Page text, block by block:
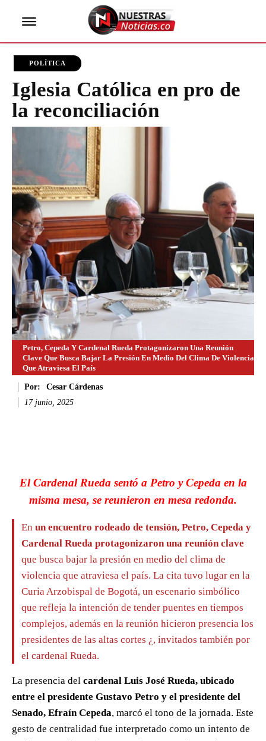
POLÍTICA
Iglesia Católica en pro de
la reconciliación
Petro, Cepeda Y Cardenal Rueda Protagonizaron Una Reunión
Clave Que Busca Bajar La Presión En Medio Del Clima De Violencia
Que Atraviesa El País
Por:
Cesar Cárdenas
17 junio, 2025
El Cardenal Rueda sentó a Petro y Cepeda en la
misma mesa, se reunieron en mesa redonda.
En un encuentro rodeado de tensión, Petro, Cepeda y
Cardenal Rueda protagonizaron una reunión clave
que busca bajar la presión en medio del clima de
violencia que atraviesa el país. La cita tuvo lugar en la
Curia Arzobispal de Bogotá, un escenario simbólico
que refleja la intención de tender puentes en tiempos
complejos, además en la reunión hicieron presencia los
presidentes de las altas cortes ¿, invitados también por
el cardenal Rueda.
La presencia del cardenal Luis José Rueda, ubicado
entre el presidente Gustavo Petro y el presidente del
Senado, Efraín Cepeda, marcó el tono de la jornada. Este
gesto de centralidad fue interpretado como un intento de